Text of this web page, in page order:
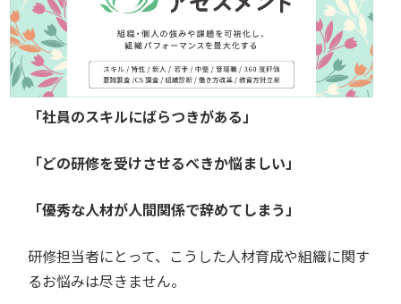
「社員のスキルにばらつきがある」
「どの研修を受けさせるべきか悩ましい」
「優秀な人材が人間関係で辞めてしまう」
研修担当者にとって、こうした人材育成や組織に関す
るお悩みは尽きません。